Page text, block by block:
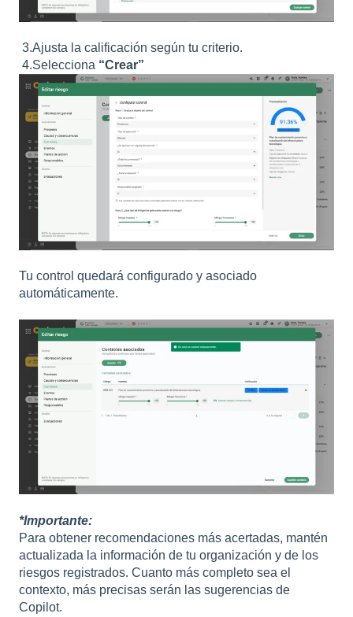
3.Ajusta la calificación según tu criterio.
4.Selecciona “Crear”
Tu control quedará configurado y asociado
automáticamente.
*Importante:
Para obtener recomendaciones más acertadas, mantén
actualizada la información de tu organización y de los
riesgos registrados. Cuanto más completo sea el
contexto, más precisas serán las sugerencias de
Copilot.